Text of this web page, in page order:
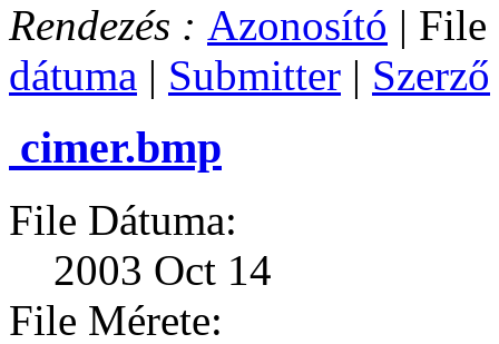
Rendezés : Azonosító |
dátuma | Submitter | Szerző
cimer.bmp
File Dátuma:
2003 Oct 14
File Mérete: